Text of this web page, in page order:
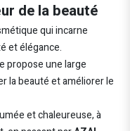
de la beauté
qui incarne
et élégance.
propose une large
la beauté et améliorer le
et chaleureuse, à